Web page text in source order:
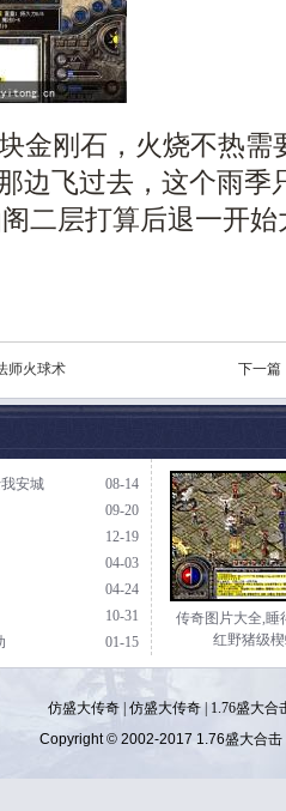
金刚石，火烧不热需
边飞过去，这个雨季
二层打算后退一开
师火球术 下一篇
08-14
安城
09-20
12-19
04-03
04-24
10-31
01-15
传奇图片大全,睡
红野猪级
仿盛大传奇| 仿盛大传奇|
1.76盛大合
Copyright © 2002-2017 1.76盛大合击